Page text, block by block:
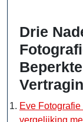
Drie
Eve